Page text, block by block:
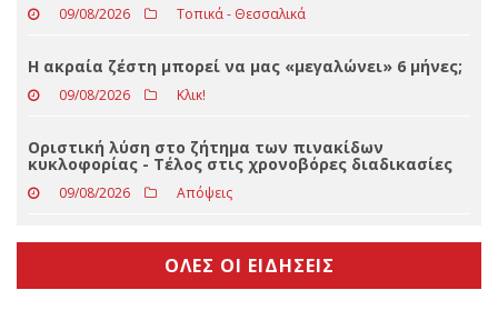
09/08/2026 Αιχμηρά
Γνωριμία με τη φύση για μικρούς και μεγάλους στη
Κόρη Τρικάλων
Η ακραία ζέστη μπορεί να μας «μεγαλώνει» 6 μήνες;
09/08/2026 Κλικ!
Οριστική λύση στο ζήτημα των πινακίδων
κυκλοφορίας - Τέλος στις χρονοβόρες διαδικασίες
09/08/2026 Απόψεις